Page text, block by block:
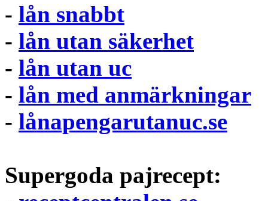
- lån snabbt
- lån utan säkerhet
- lån utan uc
- lån med anmärkningar
- lånapengarutanuc.se
Supergoda pajrecept: